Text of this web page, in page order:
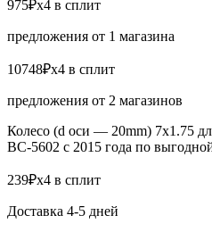
975₽x4 в сплит
предложения от 1 магазина
10748₽x4 в сплит
предложения от 2 магазинов
Колесо (d оси — 20mm) 7х1.75
BC-5602 с 2015 года по
239₽x4 в сплит
Доставка 4-5 дней